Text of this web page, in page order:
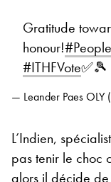
Gratitude
honour!
#ITHFVote✅️🎾
— Leander Paes OLY
L’Indien,
pas tenir le choc
alors il décide